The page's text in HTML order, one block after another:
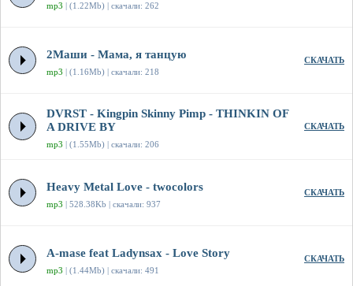
mp3 | (1.22Mb) | скачали: 262
2Маши - Мама, я танцую
mp3 | (1.16Mb) | скачали: 218
СКАЧАТЬ
DVRST - Kingpin Skinny Pimp - THINKIN OF
A DRIVE BY
mp3 | (1.55Mb) | скачали: 206
СКАЧАТЬ
Heavy Metal Love - twocolors
mp3 | 528.38Kb | скачали: 937
СКАЧАТЬ
A-mase feat Ladynsax - Love Story
mp3 | (1.44Mb) | скачали: 491
СКАЧАТЬ